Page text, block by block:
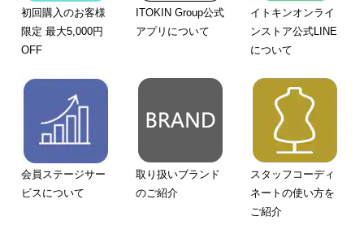
初回購入のお客様
限定 最大5,000円
OFF
ITOKIN Group公式
アプリについて
イトキンオンライ
ンストア公式LINE
について
会員ステージサー
ビスについて
取り扱いブランド
のご紹介
スタッフコーディ
ネートの使い方を
ご紹介